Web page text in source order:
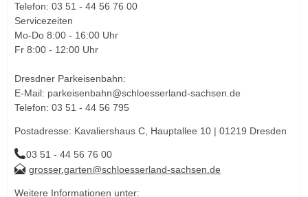
Telefon: 03 51 - 44 56 76 00
Servicezeiten
Mo-Do 8:00 - 16:00 Uhr
Fr 8:00 - 12:00 Uhr
Dresdner Parkeisenbahn:
E-Mail: parkeisenbahn@schloesserland-sachsen.de
Telefon: 03 51 - 44 56 795
Postadresse: Kavaliershaus C, Hauptallee 10 | 01219 Dresden
03 51 - 44 56 76 00
grosser.garten@schloesserland-sachsen.de
Weitere Informationen unter: